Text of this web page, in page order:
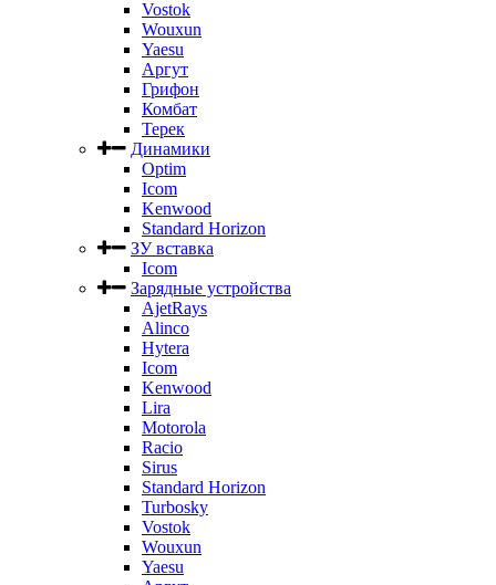
Vostok
Wouxun
Yaesu
Аргут
Грифон
Комбат
Терек
Динамики
Optim
Icom
Kenwood
Standard Horizon
ЗУ вставка
Icom
Зарядные устройства
AjetRays
Alinco
Hytera
Icom
Kenwood
Lira
Motorola
Racio
Sirus
Standard Horizon
Turbosky
Vostok
Wouxun
Yaesu